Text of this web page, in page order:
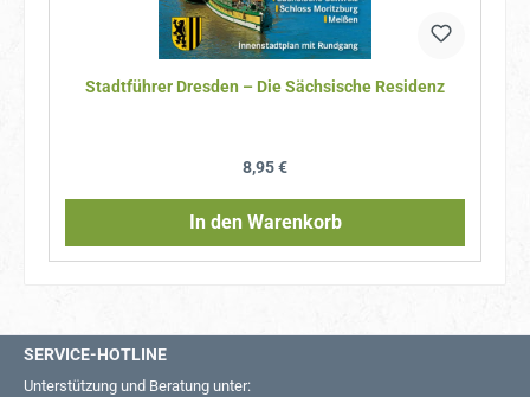
Stadtführer Dresden – Die Sächsische Residenz
Regulärer Preis:
8,95 €
In den Warenkorb
SERVICE-HOTLINE
Unterstützung und Beratung unter: